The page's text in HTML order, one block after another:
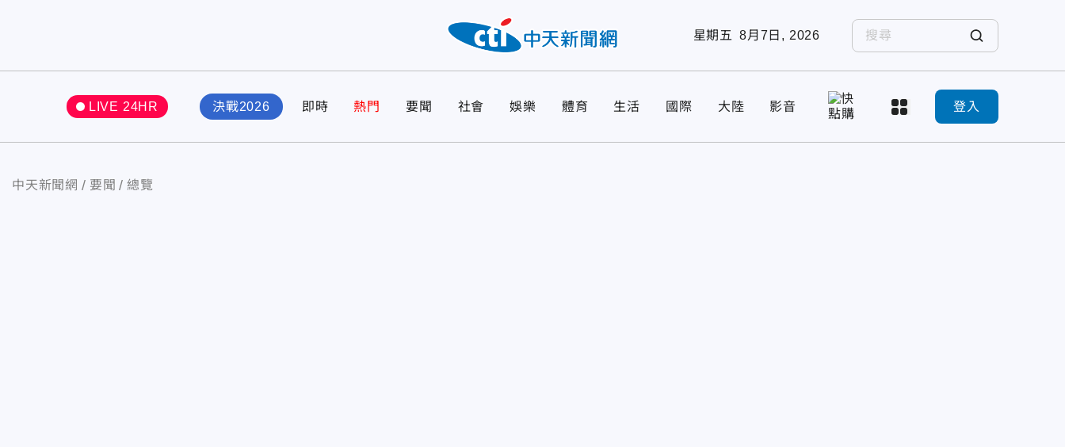
星期五 8月7日, 2026
LIVE 24HR 決戰2026 即時 熱門 要聞 社會 娛樂 體育 生活 國際 大陸 影音 登入
中天新聞網 要聞 總覽